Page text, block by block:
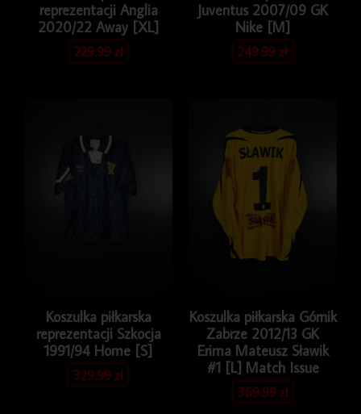
reprezentacji Anglia
2020/22 Away [XL]
229.99zł
Juventus 2007/09 GK
Nike [M]
249.99zł
Koszulka piłkarska
reprezentacji Szkocja
1991/94 Home [S]
329.99zł
Koszulka piłkarska Górnik
Zabrze 2012/13 GK
Erima Mateusz Sławik
#1 [L] Match Issue
369.99zł